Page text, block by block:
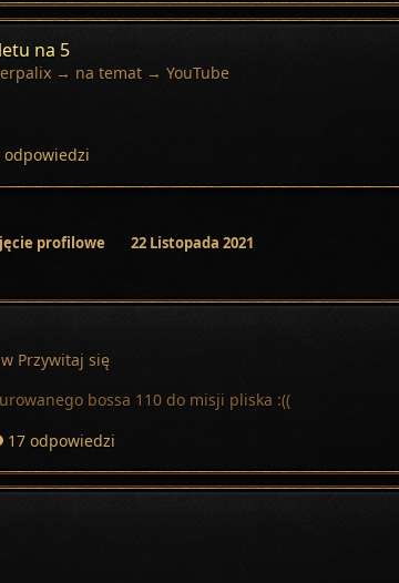
na 5
→ na temat → YouTube
odpowiedzi
profilowe 22 Listopada 2021
Przywitaj się
bossa 110 do misji pliska :((
17 odpowiedzi